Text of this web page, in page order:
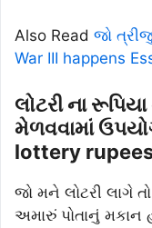
Also Read જો
War III happens
લોટરી ના
મેળવવામાં
lottery
જો મને લોટરી લાગે
અમારું પોતાનું મકાન